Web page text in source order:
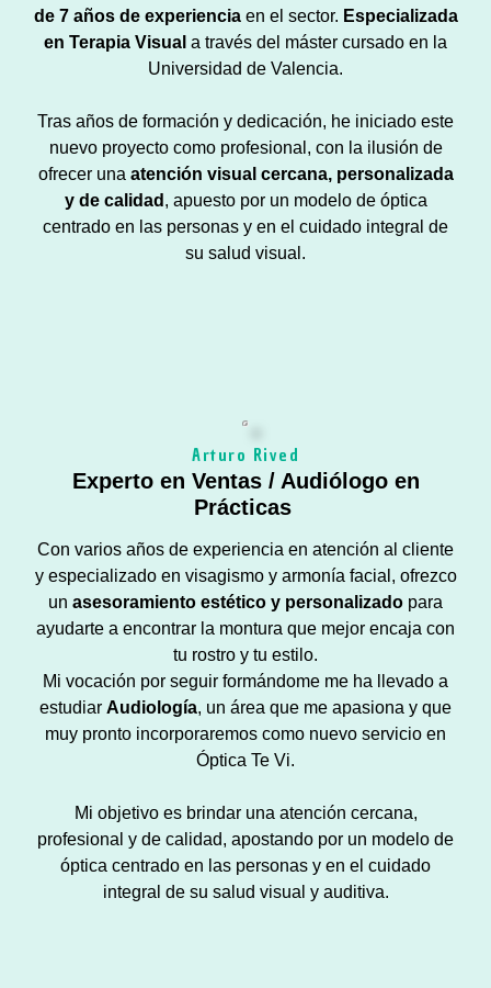
de 7 años de experienciaen el sector. Especializada
en Terapia Visual a través del máster cursado en la
Universidad de Valencia.
Tras años de formación y dedicación, he iniciado este
nuevo proyecto como profesional, con la ilusión de
ofrecer una atención visual cercana, personalizada
y de calidad , apuesto por un modelo de óptica
centrado en las personas y en el cuidado integral de
su salud visual.
Arturo Rived
Experto en Ventas / Audiólogo en
Prácticas
Con varios años de experiencia en atención al cliente
y especializado en visagismo y armonía facial, ofrezco
un asesoramiento estético y personalizado para
ayudarte a encontrar la montura que mejor encaja con
tu rostro y tu estilo.
Mi vocación por seguir formándome me ha llevado a
estudiar Audiología, un área que me apasiona y que
muy pronto incorporaremos como nuevo servicio en
Óptica Te Vi.
Mi objetivo es brindar una atención cercana,
profesional y de calidad, apostando por un modelo de
óptica centrado en las personas y en el cuidado
integral de su salud visual y auditiva.